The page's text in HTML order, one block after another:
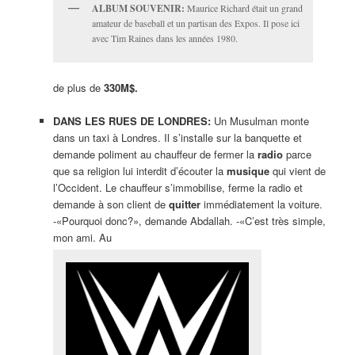
ALBUM SOUVENIR: Maurice Richard était un grand
amateur de baseball et un partisan des Expos. Il pose ici
avec Tim Raines dans les années 1980.
de plus de 330M$.
DANS LES RUES DE LONDRES: Un Musulman monte
dans un taxi à Londres. Il s’installe sur la banquette et
demande poliment au chauffeur de fermer la radioparce
que sa religion lui interdit d’écouter la musiquequi vient de
l’Occident. Le chauffeur s’immobilise, ferme la radio et
demande à son client de quitterimmédiatement la voiture.
-«Pourquoi donc?», demande Abdallah. -«C’est très simple,
mon ami. Au